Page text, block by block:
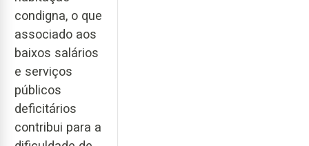
condigna, o que
associado aos
baixos salários
e serviços
públicos
deficitários
contribui para a